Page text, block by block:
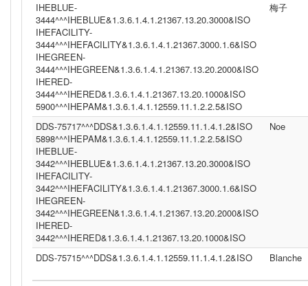
IHEBLUE-
3444^^^IHEBLUE&1.3.6.1.4.1.21367.13.20.3000&ISO
IHEFACILITY-
3444^^^IHEFACILITY&1.3.6.1.4.1.21367.3000.1.6&ISO
IHEGREEN-
3444^^^IHEGREEN&1.3.6.1.4.1.21367.13.20.2000&ISO
IHERED-
3444^^^IHERED&1.3.6.1.4.1.21367.13.20.1000&ISO
5900^^^IHEPAM&1.3.6.1.4.1.12559.11.1.2.2.5&ISO
梅子
DDS-75717^^^DDS&1.3.6.1.4.1.12559.11.1.4.1.2&ISO
5898^^^IHEPAM&1.3.6.1.4.1.12559.11.1.2.2.5&ISO
IHEBLUE-
3442^^^IHEBLUE&1.3.6.1.4.1.21367.13.20.3000&ISO
IHEFACILITY-
3442^^^IHEFACILITY&1.3.6.1.4.1.21367.3000.1.6&ISO
IHEGREEN-
3442^^^IHEGREEN&1.3.6.1.4.1.21367.13.20.2000&ISO
IHERED-
3442^^^IHERED&1.3.6.1.4.1.21367.13.20.1000&ISO
Noe
DDS-75715^^^DDS&1.3.6.1.4.1.12559.11.1.4.1.2&ISO Blanche